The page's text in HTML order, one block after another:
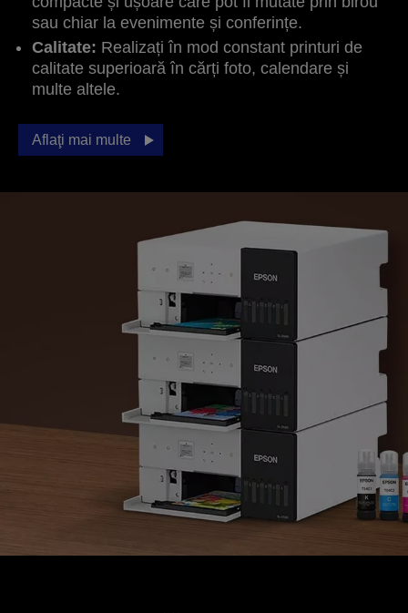
sau chiar la evenimente și conferințe.
Calitate: Realizați în mod constant printuri de
calitate superioară în cărți foto, calendare și
multe altele.
Aflaţi mai multe